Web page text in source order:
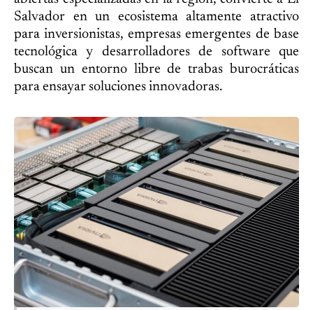
Salvador en un ecosistema altamente atractivo
para inversionistas, empresas emergentes de base
tecnológica y desarrolladores de software que
buscan un entorno libre de trabas burocráticas
para ensayar soluciones innovadoras.